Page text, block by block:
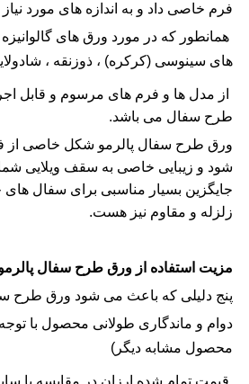
فرم خاصی داد و به اندازه های مورد
همانطور که در مورد ورق های گالوانیزه
های سینوسی (کرکره) ، ذوزنقه ،
از مدل ها و فرم های مرسوم و قابل
طرح سفال می باشد.
ورق طرح سفال پالرمو شکل خاصی از
شود و زیبایی خاصی به سقف ویلایی
زلزله و مقاوم نیز هست.
مزیت استفاده از ورق طرح سفال
پنج دلیلی که باعث می شود ورق طرح
دوام و ماندگاری طولانی محصول با
محصول مشابه دیگر)
قیمت تمام شده ارزان در مقایسه